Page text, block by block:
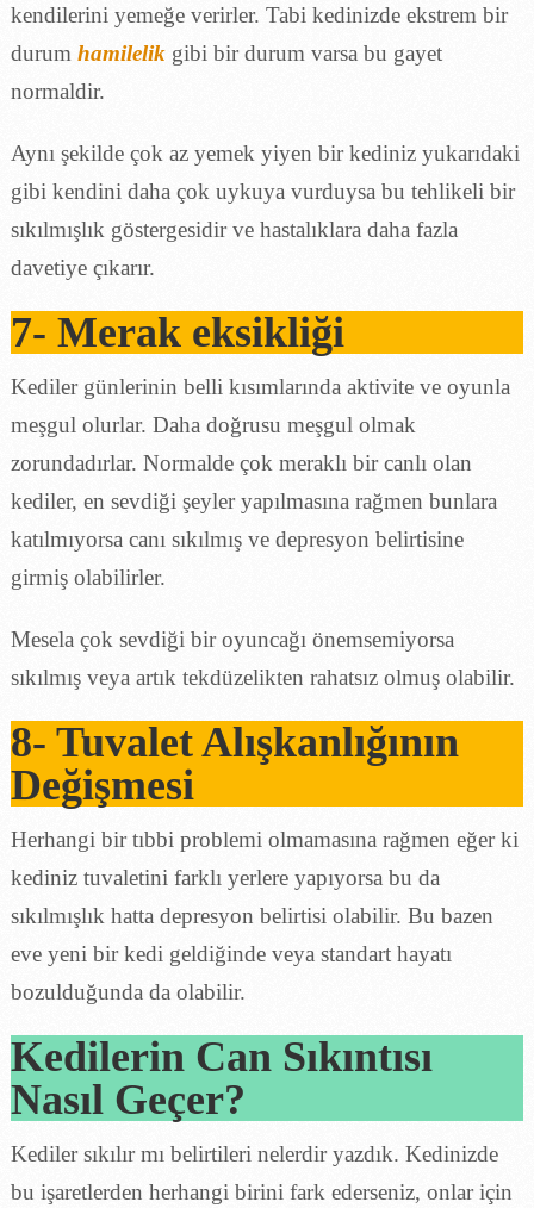
kendilerini yemeğe verirler. Tabi kedinizde ekstrem bir
durum hamilelik gibi bir durum varsa bu gayet
normaldir.
Aynı şekilde çok az yemek yiyen bir kediniz yukarıdaki
gibi kendini daha çok uykuya vurduysa bu tehlikeli bir
sıkılmışlık göstergesidir ve hastalıklara daha fazla
davetiye çıkarır.
7- Merak eksikliği
Kediler günlerinin belli kısımlarında aktivite ve oyunla
meşgul olurlar. Daha doğrusu meşgul olmak
zorundadırlar. Normalde çok meraklı bir canlı olan
kediler, en sevdiği şeyler yapılmasına rağmen bunlara
katılmıyorsa canı sıkılmış ve depresyon belirtisine
girmiş olabilirler.
Mesela çok sevdiği bir oyuncağı önemsemiyorsa
sıkılmış veya artık tekdüzelikten rahatsız olmuş olabilir.
8- Tuvalet Alışkanlığının
Değişmesi
Herhangi bir tıbbi problemi olmamasına rağmen eğer ki
kediniz tuvaletini farklı yerlere yapıyorsa bu da
sıkılmışlık hatta depresyon belirtisi olabilir. Bu bazen
eve yeni bir kedi geldiğinde veya standart hayatı
bozulduğunda da olabilir.
Kedilerin Can Sıkıntısı
Nasıl Geçer?
Kediler sıkılır mı belirtileri nelerdir yazdık. Kedinizde
bu işaretlerden herhangi birini fark ederseniz, onlar için